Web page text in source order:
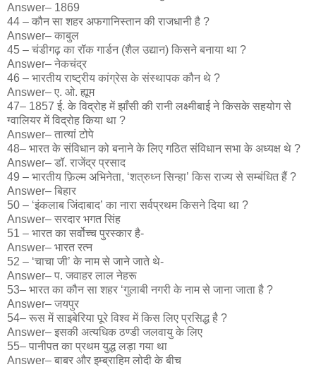
Answer– 1869
44 – कौन सा शहर अफगानिस्तान की राजधानी है ?
Answer– काबुल
45 – चंडीगढ़ का रॉक गार्डन (शैल उद्यान) किसने बनाया था ?
Answer– नेकचंद्र
46 – भारतीय राष्ट्रीय कांग्रेस के संस्थापक कौन थे ?
Answer– ए. ओ. ह्यूम
47– 1857 ई. के विद्रोह में झाँसी की रानी लक्ष्मीबाई ने किसके सहयोग से
ग्वालियर में विद्रोह किया था ?
Answer– तात्यां टोपे
48– भारत के संविधान को बनाने के लिए गठित संविधान सभा के अध्यक्ष थे ?
Answer– डॉ. राजेंद्र प्रसाद
49 – भारतीय फ़िल्म अभिनेता, ‘शत्रुध्न सिन्हा’ किस राज्य से सम्बंधित हैं ?
Answer– बिहार
50 – ‘इंकलाब जिंदाबाद’ का नारा सर्वप्रथम किसने दिया था ?
Answer– सरदार भगत सिंह
51 – भारत का सर्वोच्च पुरस्कार है-
Answer– भारत रत्न
52 – ‘चाचा जी’ के नाम से जाने जाते थे-
Answer– प. जवाहर लाल नेहरू
53– भारत का कौन सा शहर ‘गुलाबी नगरी के नाम से जाना जाता है ?
Answer– जयपुर
54– रूस में साइबेरिया पूरे विश्व में किस लिए प्रसिद्ध है ?
Answer– इसकी अत्यधिक ठण्डी जलवायु के लिए
55– पानीपत का प्रथम युद्ध लड़ा गया था
Answer– बाबर और इम्ब्राहिम लोदी के बीच